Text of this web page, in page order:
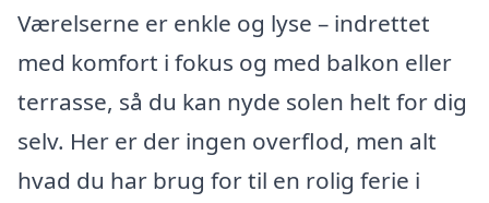
Værelserne er enkle og lyse – indrettet
med komfort i fokus og med balkon eller
terrasse, så du kan nyde solen helt for dig
selv. Her er der ingen overflod, men alt
hvad du har brug for til en rolig ferie i